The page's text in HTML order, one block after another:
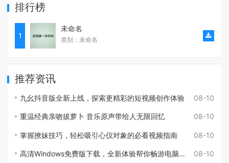
排行榜
1
未命名
类别：未命名
推荐资讯
08-10
九幺抖音版全新上线，探索更精彩的短视频创作体验
08-10
重温经典亲吻拔萝卜 音乐原声带给人无限回忆
08-10
掌握撩妹技巧，轻松吸引心仪对象的必看视频指南
08-10
高清Windows免费版下载，全新体验帮你畅游电脑生活